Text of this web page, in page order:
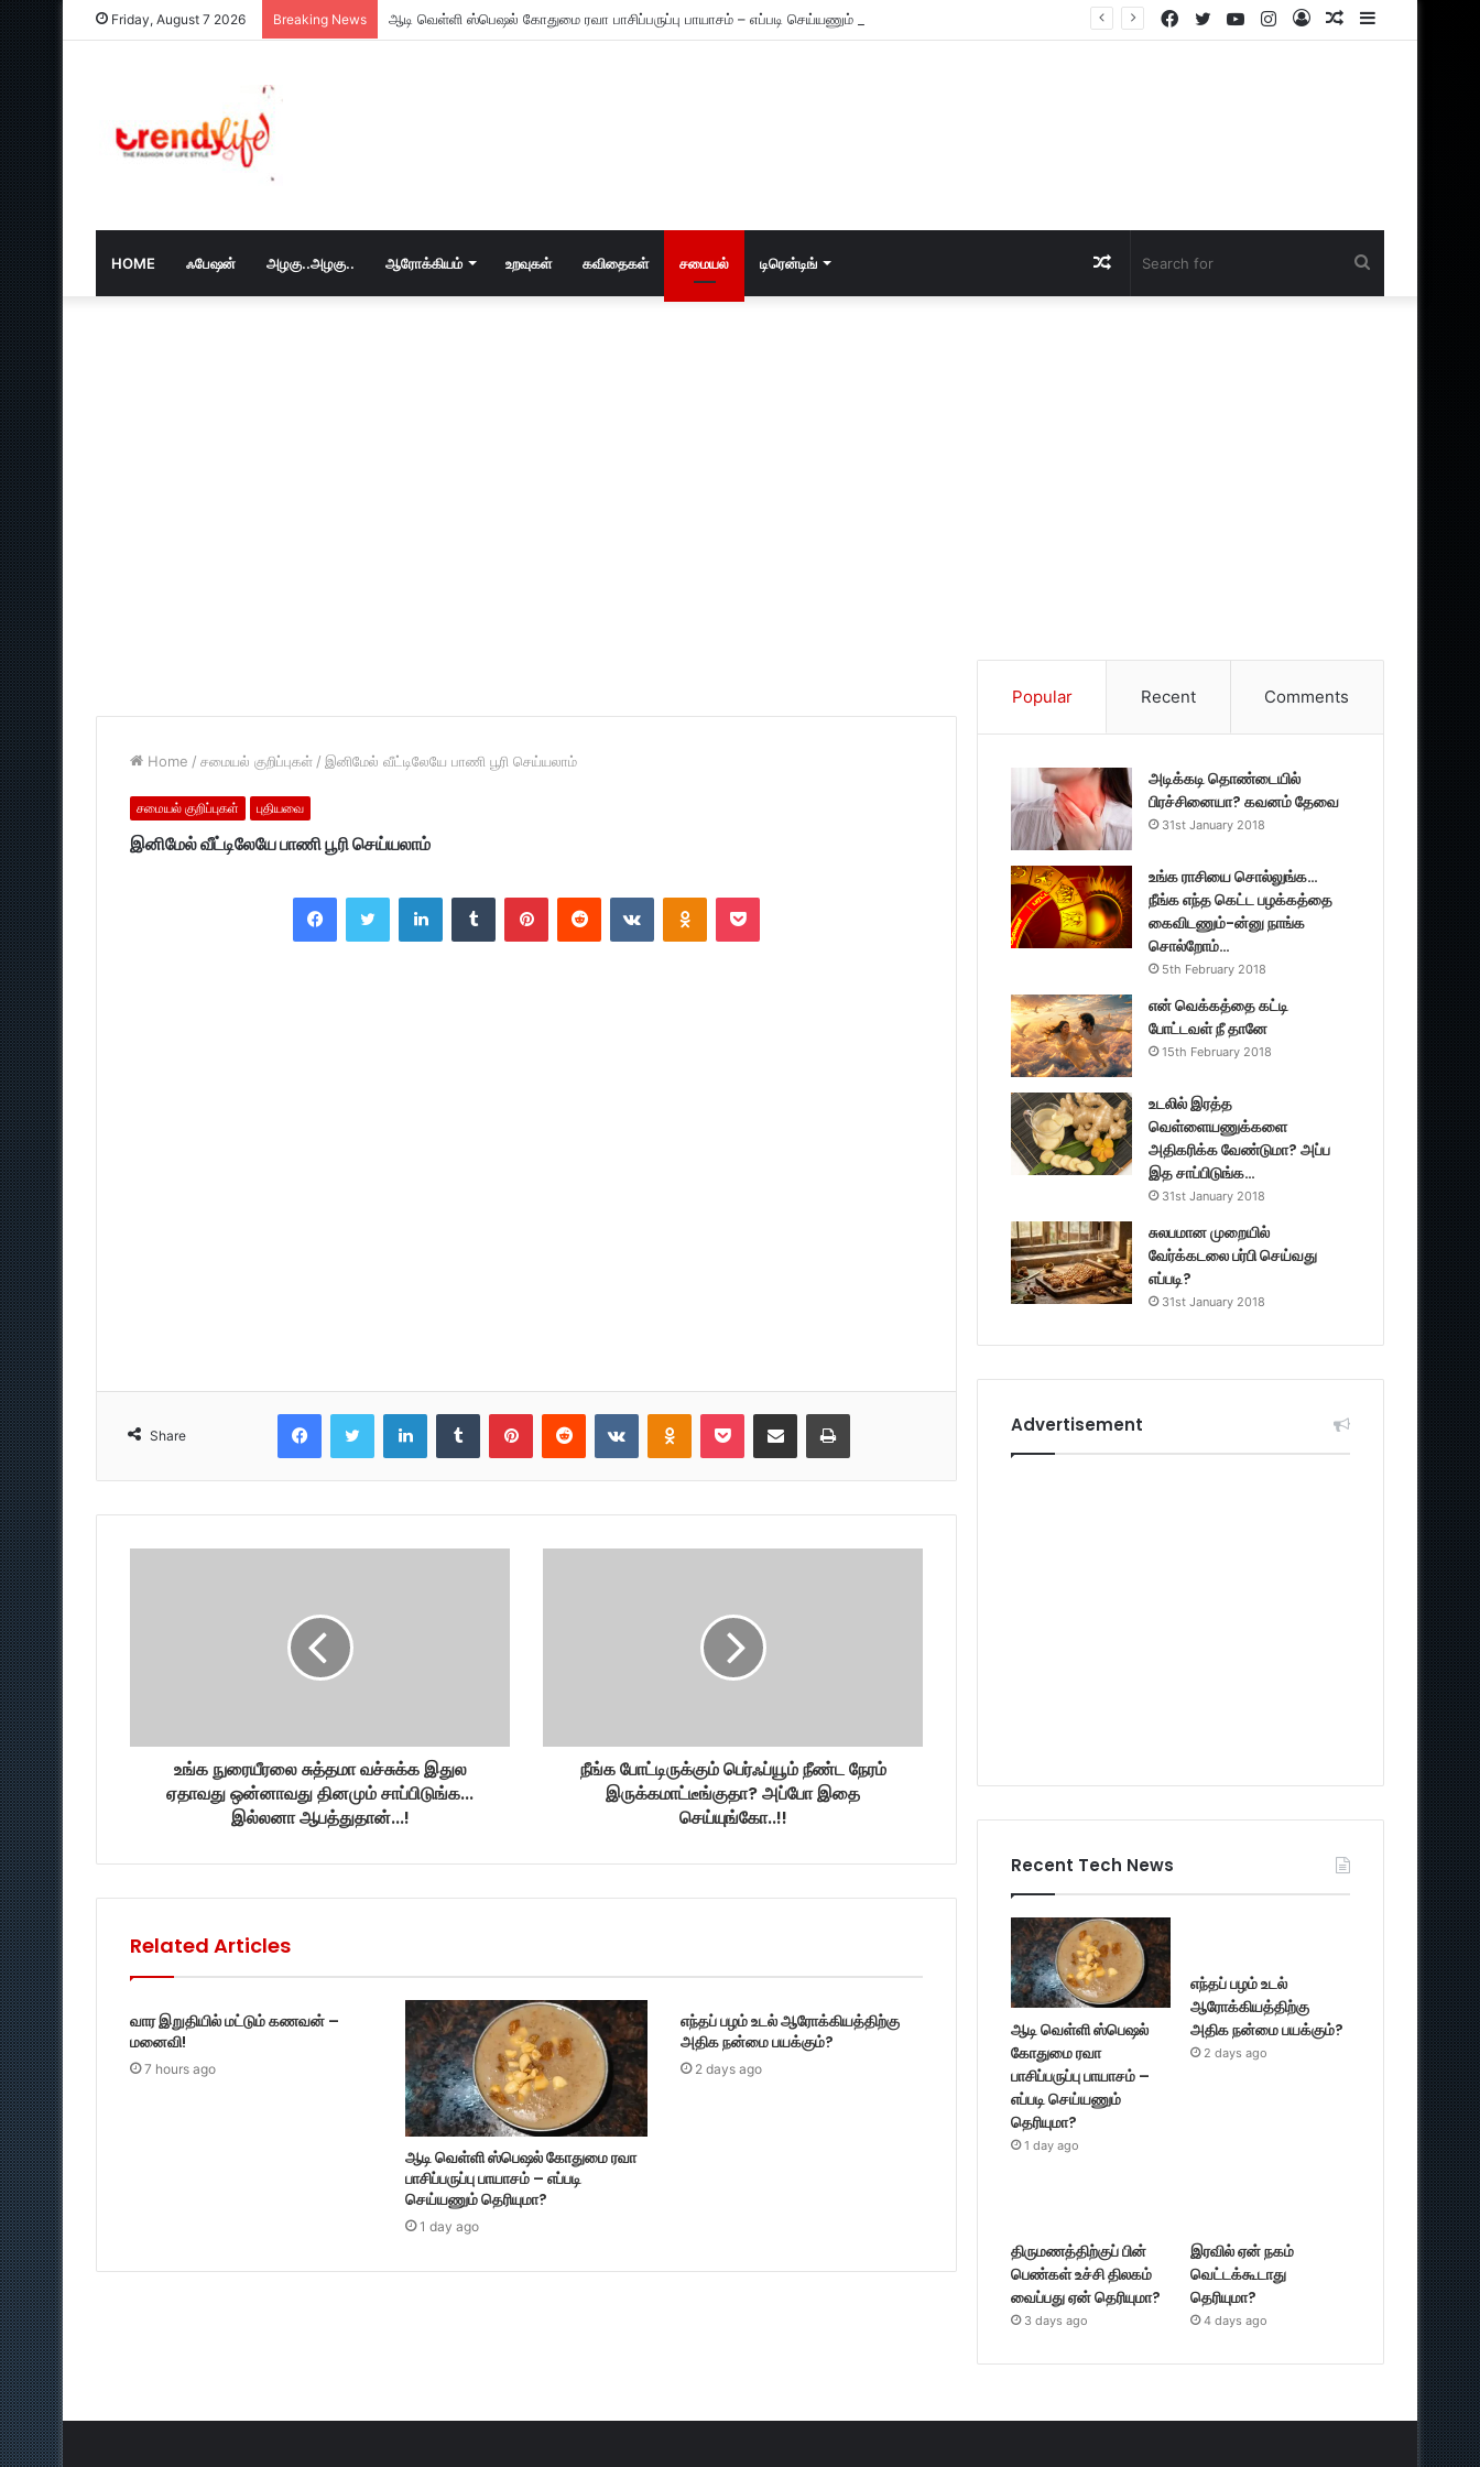
Friday, August 7 2026 Breaking News ஆடி வெள்ளி ஸ்பெஷல் கோதுமை ரவா பாசிப்பருப்பு பாயாசம் – எப்படி செய்யணும் தெரியுமா? Sidebar
Random
Log
Instagram
YouTube
Twitter
Facebook
HOME ஃபேஷன் அழகு..அழகு.. ஆரோக்கியம் உறவுகள் கவிதைகள் சமையல் டிரென்டிங் Random
Home / சமையல் குறிப்புகள் / இனிமேல் வீட்டிலேயே பாணி பூரி செய்யலாம்
சமையல் குறிப்புகள் புதியவை
இனிமேல் வீட்டிலேயே பாணி பூரி செய்யலாம்
FacebookTwitter LinkedInTumblr PinterestReddit VKontakteOdnoklassniki
Pocket
Share
FacebookTwitter LinkedInTumblr PinterestReddit VKontakteOdnoklassniki
Pocket Share via Email Print
உங்க நுரையீரலை சுத்தமா வச்சுக்க இதுல
ஏதாவது ஒன்னாவது தினமும் சாப்பிடுங்க...
இல்லனா ஆபத்துதான்...!
நீங்க போட்டிருக்கும் பெர்ஃப்யூம் நீண்ட நேரம்
இருக்கமாட்டீங்குதா? அப்போ இதை
செய்யுங்கோ..!!
Related Articles
வார இறுதியில் மட்டும் கணவன் –
மனைவி!
7 hours ago
ஆடி வெள்ளி ஸ்பெஷல் கோதுமை ரவா
பாசிப்பருப்பு பாயாசம் – எப்படி
செய்யணும் தெரியுமா?
1 day ago
எந்தப் பழம் உடல் ஆரோக்கியத்திற்கு
அதிக நன்மை பயக்கும்?
2 days ago
Popular Recent Comments
அடிக்கடி தொண்டையில்
பிரச்சினையா? கவனம் தேவை
31st January 2018
உங்க ராசியை சொல்லுங்க…
நீங்க எந்த கெட்ட பழக்கத்தை
கைவிடணும்-ன்னு நாங்க
சொல்றோம்…
5th February 2018
என் வெக்கத்தை கட்டி
போட்டவள் நீ தானே
15th February 2018
உடலில் இரத்த
வெள்ளையணுக்களை
அதிகரிக்க வேண்டுமா? அப்ப
இத சாப்பிடுங்க…
31st January 2018
சுலபமான முறையில்
வேர்க்கடலை பர்பி செய்வது
எப்படி?
31st January 2018
Advertisement
Recent Tech News
ஆடி வெள்ளி ஸ்பெஷல்
கோதுமை ரவா
பாசிப்பருப்பு பாயாசம் –
எப்படி செய்யணும்
தெரியுமா?
1 day ago
எந்தப் பழம் உடல்
ஆரோக்கியத்திற்கு
அதிக நன்மை பயக்கும்?
2 days ago
திருமணத்திற்குப் பின்
பெண்கள் உச்சி திலகம்
வைப்பது ஏன் தெரியுமா?
3 days ago
இரவில் ஏன் நகம்
வெட்டக்கூடாது
தெரியுமா?
4 days ago